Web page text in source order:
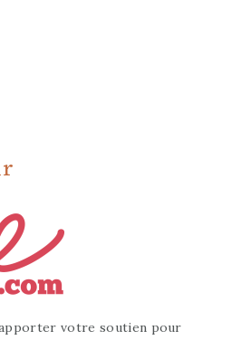
votre soutien pour